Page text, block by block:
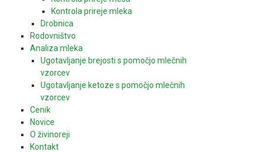
Kontrola prireje mleka
Drobnica
Rodovništvo
Analiza mleka
Ugotavljanje brejosti s pomočjo mlečnih
vzorcev
Ugotavljanje ketoze s pomočjo mlečnih
vzorcev
Cenik
Novice
O živinoreji
Kontakt